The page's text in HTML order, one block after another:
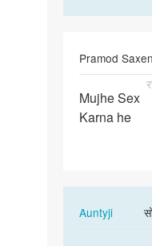
Pramod
Mujhe
Sex
Mujhe Sex
Karna he
AuntyjiIn